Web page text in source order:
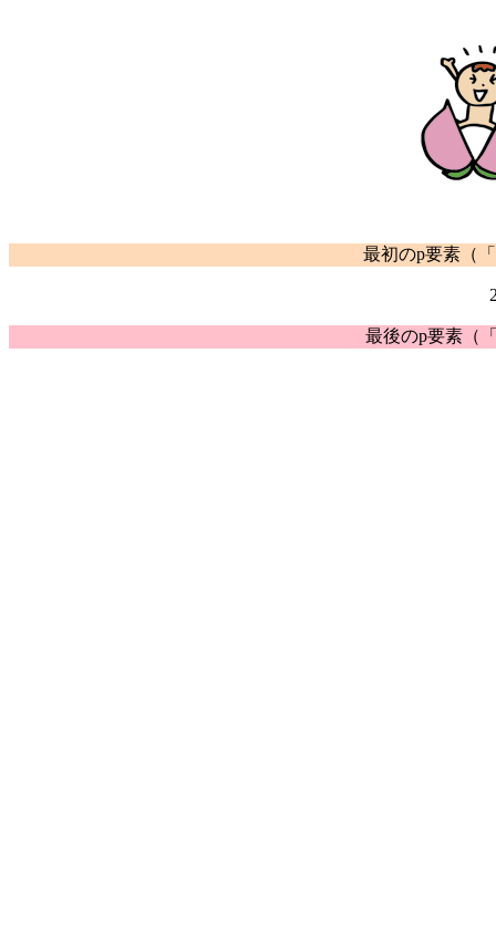
最初のp要素（
最後のp要素（